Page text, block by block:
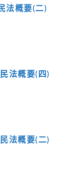
法概要(二)
法概要(四)
法概要(二)